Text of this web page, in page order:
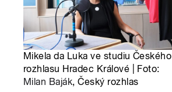
Mikela da Luka ve studiu Českého
rozhlasu Hradec Králové | Foto:
Milan Baják, Český rozhlas